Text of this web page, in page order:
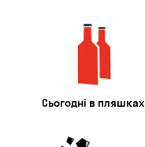
Сьогодні в пляшках